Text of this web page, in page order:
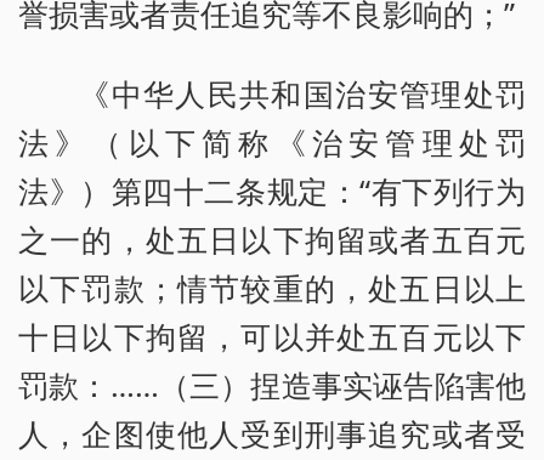
誉损害或者责任追究等不良影响的；”
《中华人民共和国治安管理处罚
法》（以下简称《治安管理处罚
法》）第四十二条规定：“有下列行为
之一的，处五日以下拘留或者五百元
以下罚款；情节较重的，处五日以上
十日以下拘留，可以并处五百元以下
罚款：……（三）捏造事实诬告陷害他
人，企图使他人受到刑事追究或者受